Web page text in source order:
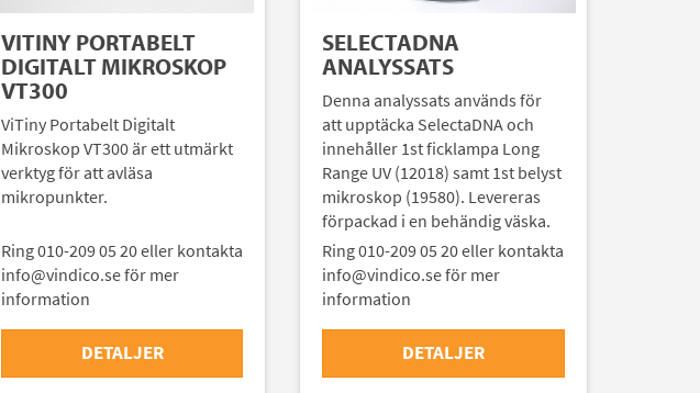
VITINY PORTABELT
DIGITALT MIKROSKOP
VT300
ViTiny Portabelt Digitalt
Mikroskop VT300 är ett utmärkt
verktyg för att avläsa
mikropunkter.
Ring 010-209 05 20 eller kontakta
info@vindico.se för mer
information
DETALJER
SELECTADNA
ANALYSSATS
Denna analyssats används för
att upptäcka SelectaDNA och
innehåller 1st ficklampa Long
Range UV (12018) samt 1st belyst
mikroskop (19580). Levereras
förpackad i en behändig väska.
Ring 010-209 05 20 eller kontakta
info@vindico.se för mer
information
DETALJER